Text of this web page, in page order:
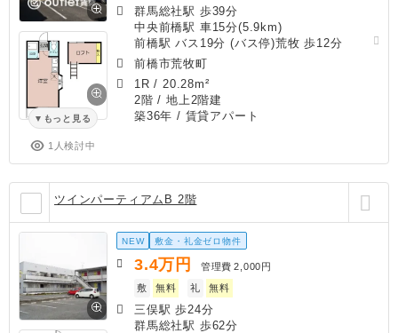
もっと見る
1人検討中
群馬総社駅 歩39分
中央前橋駅 車15分(5.9km)
前橋駅 バス19分 (バス停)荒牧 歩12分
前橋市荒牧町
1R / 20.28m²
2階 / 地上2階建
築36年 / 賃貸アパート
ツインパーティアムB 2階
NEW 敷金・礼金ゼロ物件
3.4万円 管理費 2,000円
敷
無料 礼 無料
三俣駅 歩24分
群馬総社駅 歩62分